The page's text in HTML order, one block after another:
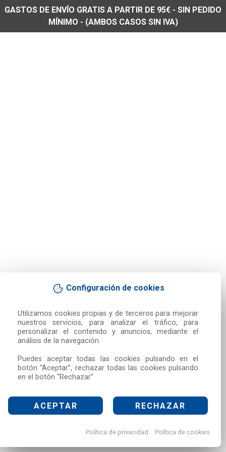
Configuración de cookies
Utilizamos cookies propias y de terceros para mejorar
nuestros servicios, para analizar el tráfico, para
personalizar el contenido y anuncios, mediante el
análisis de la navegación.
Puedes aceptar todas las cookies pulsando en el
botón “Aceptar”, rechazar todas las cookies pulsando
en el botón “Rechazar”
ACEPTAR RECHAZAR
Política de privacidad Política de cookies
GASTOS DE ENVÍO GRATIS A PARTIR DE 95€ - SIN PEDIDO
MÍNIMO - (AMBOS CASOS SIN IVA)